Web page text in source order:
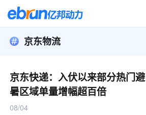
京东物流
京东快递：入伏以来部分热门避
暑区域单量增幅超百倍
08/04